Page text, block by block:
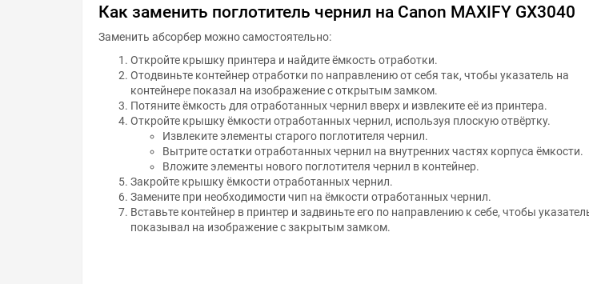
Как заменить поглотитель чернил на Canon MAXIFY GX3040
Заменить абсорбер можно самостоятельно:
Откройте крышку принтера и найдите ёмкость отработки.
Отодвиньте контейнер отработки по направлению от себя так, чтобы указатель на
контейнере показал на изображение с открытым замком.
Потяните ёмкость для отработанных чернил вверх и извлеките её из принтера.
Откройте крышку ёмкости отработанных чернил, используя плоскую отвёртку.
Извлеките элементы старого поглотителя чернил.
Вытрите остатки отработанных чернил на внутренних частях корпуса ёмкости.
Вложите элементы нового поглотителя чернил в контейнер.
Закройте крышку ёмкости отработанных чернил.
Замените при необходимости чип на ёмкости отработанных чернил.
Вставьте контейнер в принтер и задвиньте его по направлению к себе, чтобы указатель
показывал на изображение с закрытым замком.